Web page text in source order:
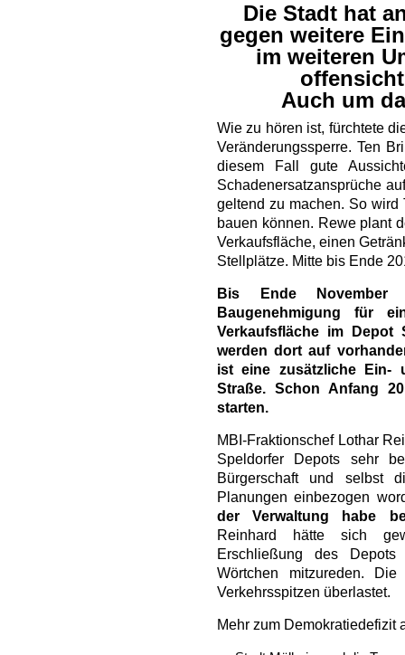
Die Stadt hat
gegen weitere
im weiteren
Auch um
Wie zu hören ist, fürchtete
Veränderungssperre. Ten
diesem Fall gute
Schadenersatzansprüche
geltend zu machen. So
bauen können. Rewe plant
Verkaufsfläche, einen
Stellplätze. Mitte bis Ende
Bis Ende
Baugenehmigung für
Verkaufsfläche im Depot
werden dort auf
ist eine zusätzliche Ein-
Straße. Schon Anfang
starten.
MBI-Fraktionschef Lothar
Speldorfer Depots sehr
Bürgerschaft und
Planungen einbezogen
der Verwaltung habe
Reinhard hätte sich
Erschließung des
Wörtchen mitzureden.
Verkehrsspitzen überlastet.
Mehr zum Demokratiedefizit